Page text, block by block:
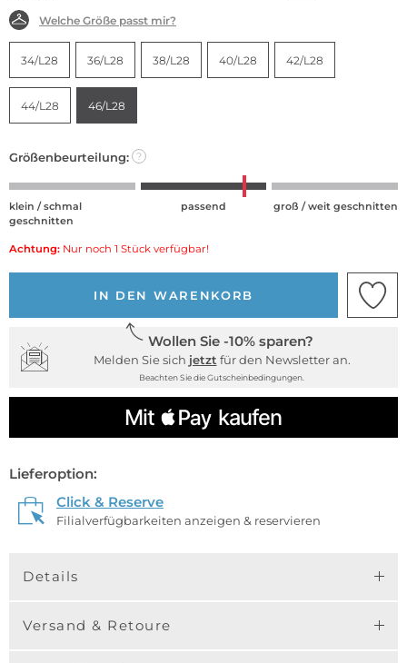
Welche Größe passt mir?
34/L28 36/L28 38/L28 40/L28 42/L28
44/L28 46/L28
Größenbeurteilung: ?
klein / schmal
geschnitten
passend groß / weit geschnitten
Achtung: Nur noch 1 Stück verfügbar!
IN DEN WARENKORB
Wollen Sie -10% sparen?
Melden Sie sich jetzt für den Newsletter an.
Beachten Sie die Gutscheinbedingungen.
Lieferoption:
Click & Reserve
Filialverfügbarkeiten anzeigen & reservieren
Details
Versand & Retoure